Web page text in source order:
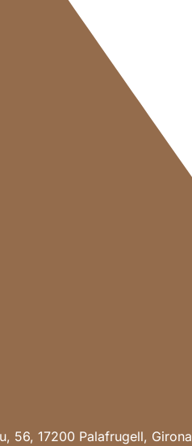
56, 17200 Palafrugell, Girona